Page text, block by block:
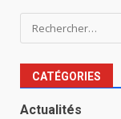
Rechercher :
CATÉGORIES
Actualités